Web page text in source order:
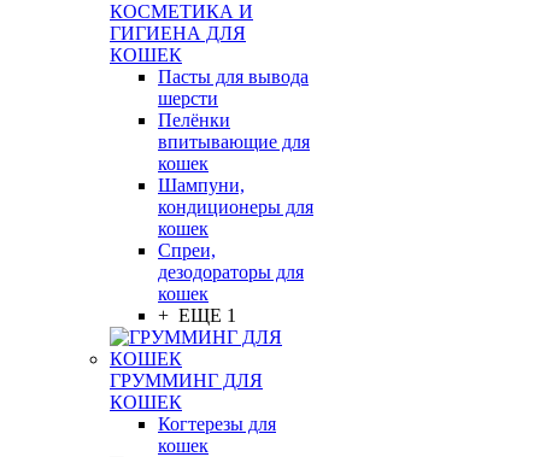
КОСМЕТИКА И
ГИГИЕНА ДЛЯ
КОШЕК
Пасты для вывода
шерсти
Пелёнки
впитывающие для
кошек
Шампуни,
кондиционеры для
кошек
Спреи,
дезодораторы для
кошек
+ ЕЩЕ 1
ГРУММИНГ ДЛЯ
КОШЕК
Когтерезы для
кошек